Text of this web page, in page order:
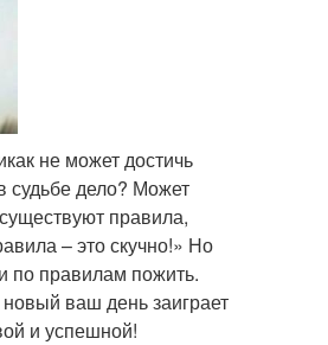
не может достичь
судьбе дело? Может
правила,
– это скучно!» Но
по правилам пожить.
новый ваш день заиграет
и успешной!